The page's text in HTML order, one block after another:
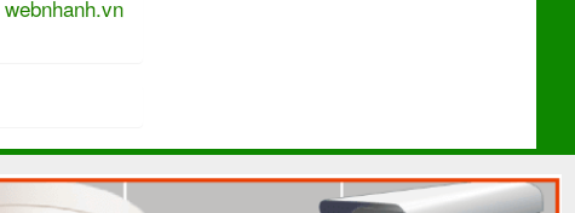
webnhanh.vn